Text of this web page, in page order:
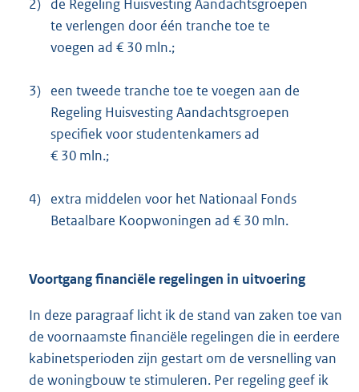
2) de Regeling Huisvesting Aandachtsgroepen
te verlengen door één tranche toe te
voegen ad € 30 mln.;
3) een tweede tranche toe te voegen aan de
Regeling Huisvesting Aandachtsgroepen
specifiek voor studentenkamers ad
€ 30 mln.;
4) extra middelen voor het Nationaal Fonds
Betaalbare Koopwoningen ad € 30 mln.
Voortgang financiële regelingen in uitvoering
In deze paragraaf licht ik de stand van zaken toe van
de voornaamste financiële regelingen die in eerdere
kabinetsperioden zijn gestart om de versnelling van
de woningbouw te stimuleren. Per regeling geef ik